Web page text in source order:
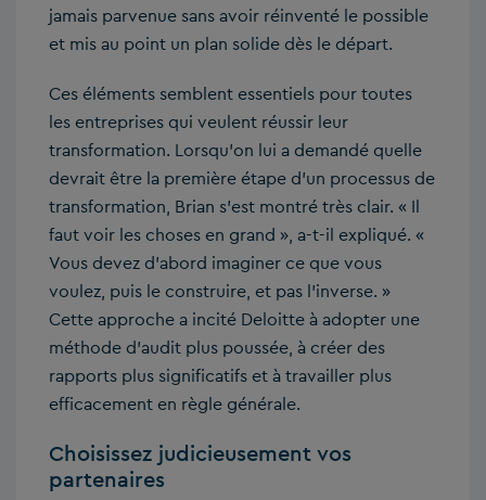
jamais parvenue sans avoir réinventé le possible
et mis au point un plan solide dès le départ.
Ces éléments semblent essentiels pour toutes
les entreprises qui veulent réussir leur
transformation. Lorsqu’on lui a demandé quelle
devrait être la première étape d’un processus de
transformation, Brian s’est montré très clair. « Il
faut voir les choses en grand », a-t-il expliqué. «
Vous devez d’abord imaginer ce que vous
voulez, puis le construire, et pas l’inverse. »
Cette approche a incité Deloitte à adopter une
méthode d’audit plus poussée, à créer des
rapports plus significatifs et à travailler plus
efficacement en règle générale.
Choisissez judicieusement vos
partenaires